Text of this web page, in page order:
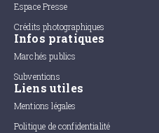
Espace Presse
Crédits photographiques
Infos pratiques
Marchés publics
Subventions
Liens utiles
Mentions légales
Politique de confidentialité